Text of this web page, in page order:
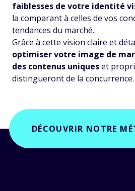
faiblesses de votre identité
la comparant à celles de vos
tendances du marché.
Grâce à cette vision claire et
optimiser votre image de
des contenus uniqueset
distingueront de la concurrence.
DÉCOUVRIR NOTRE